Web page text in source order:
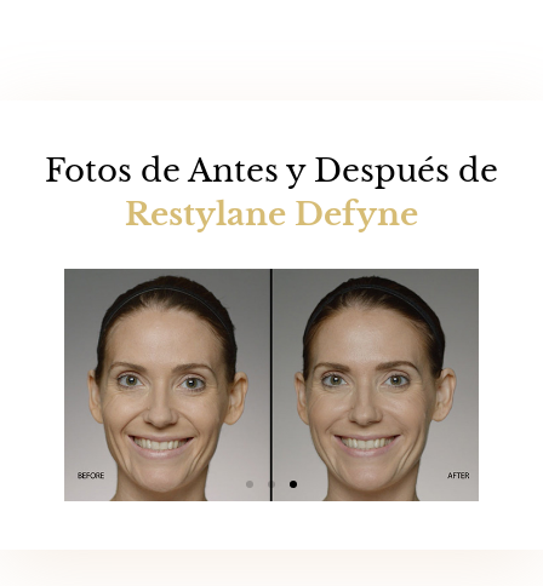
Fotos de Antes y Después de
Restylane Defyne